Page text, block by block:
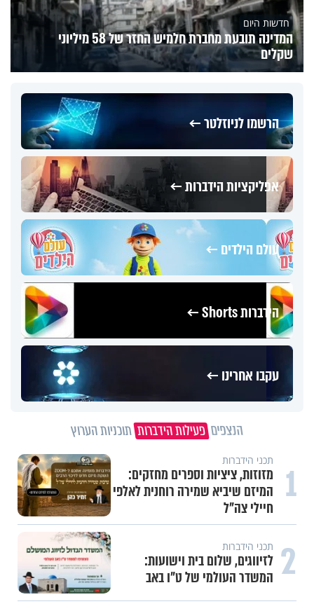
חדשות היום
המדינה תובעת מחברת חלמיש החזר של 58 מיליוני
שקלים
הרשמו לניוזלטר ←
אפליקציות הידברות ←
עולם הילדים ←
הידברות Shorts ←
עקבו אחרינו ←
הנצפים פעילות הידברות תוכניות הערוץ
1 תכני הידברות
מזוזות, ציציות וספרים מחזקים:
המיזם שיביא שמירה רוחנית לאלפי
חיילי צה"ל
2 תכני הידברות
לזיווגים, שלום בית וישועות:
המשדר העולמי של ט"ו באב